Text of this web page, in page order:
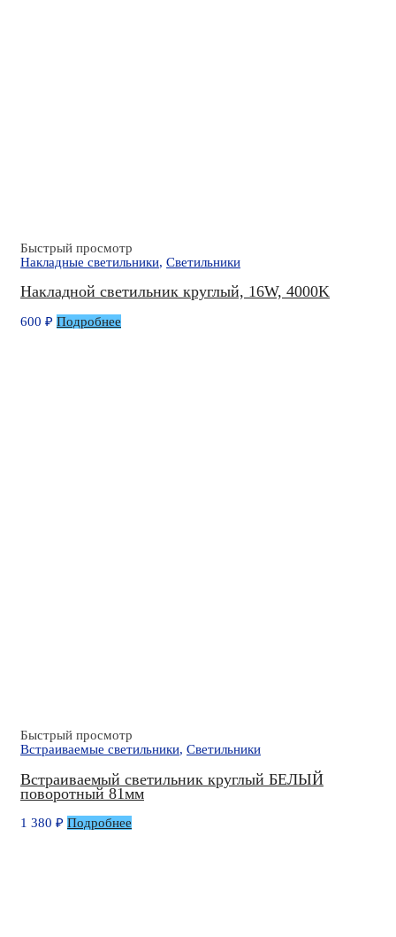
Быстрый просмотр
Накладные светильники, Светильники
Накладной светильник круглый, 16W, 4000K
600 ₽ Подробнее
Быстрый просмотр
Встраиваемые светильники, Светильники
Встраиваемый светильник круглый БЕЛЫЙ
поворотный 81мм
1 380 ₽ Подробнее